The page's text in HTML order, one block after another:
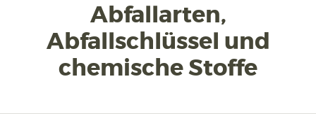
Abfallarten,
Abfallschlüssel und
chemische Stoffe